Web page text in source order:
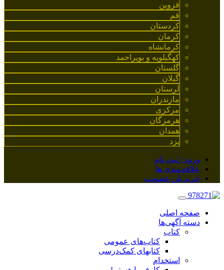
قزوین
قم
کردستان
کرمان
کرمانشاه
کهگیلویه و بویراحمد
گلستان
گیلان
لرستان
مازندران
مرکزی
هرمزگان
همدان
یزد
ورود / ثبت نام
علاقه‌مندی ها
خرید پلن عضویت
صفحه اصلی
دسته آگهی‌ها
کتاب
کتاب‌های عمومی
کتابهای کمک‌درسی
استخدام